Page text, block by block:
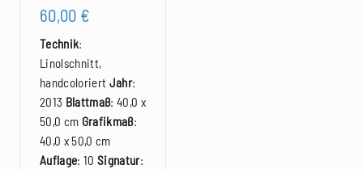
60,00 €
Technik:
Linolschnitt,
handcoloriert Jahr:
2013 Blattmaß: 40,0 x
50,0 cm Grafikmaß:
40,0 x 50,0 cm
Auflage: 10 Signatur: